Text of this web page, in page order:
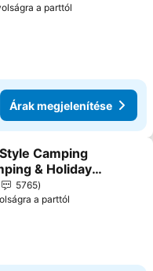
a parttól
Árak megjelenítése
a kedvencekhez
Camping
& Holiday
5765
a parttól